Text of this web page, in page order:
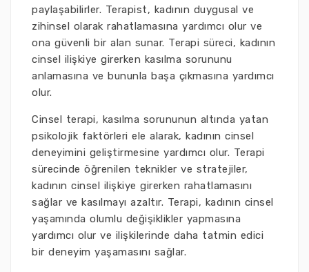
paylaşabilirler. Terapist, kadının duygusal ve
zihinsel olarak rahatlamasına yardımcı olur ve
ona güvenli bir alan sunar. Terapi süreci, kadının
cinsel ilişkiye girerken kasılma sorununu
anlamasına ve bununla başa çıkmasına yardımcı
olur.
Cinsel terapi, kasılma sorununun altında yatan
psikolojik faktörleri ele alarak, kadının cinsel
deneyimini geliştirmesine yardımcı olur. Terapi
sürecinde öğrenilen teknikler ve stratejiler,
kadının cinsel ilişkiye girerken rahatlamasını
sağlar ve kasılmayı azaltır. Terapi, kadının cinsel
yaşamında olumlu değişiklikler yapmasına
yardımcı olur ve ilişkilerinde daha tatmin edici
bir deneyim yaşamasını sağlar.